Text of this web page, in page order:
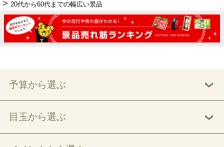
20代から60代までの幅広い景品
予算から選ぶ
目玉から選ぶ